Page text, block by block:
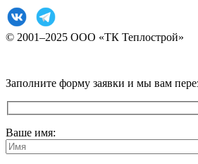
© 2001–2025 ООО «ТК Теплострой»
Прокрутка
Заполните форму заявки и мы вам
Ваше имя: